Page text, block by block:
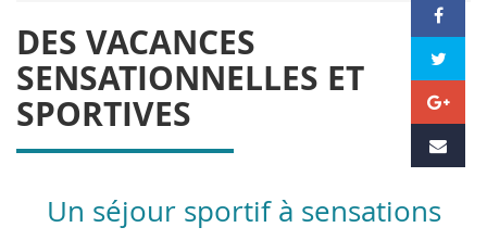
DES VACANCES
SENSATIONNELLES ET
SPORTIVES
Un séjour sportif à sensations